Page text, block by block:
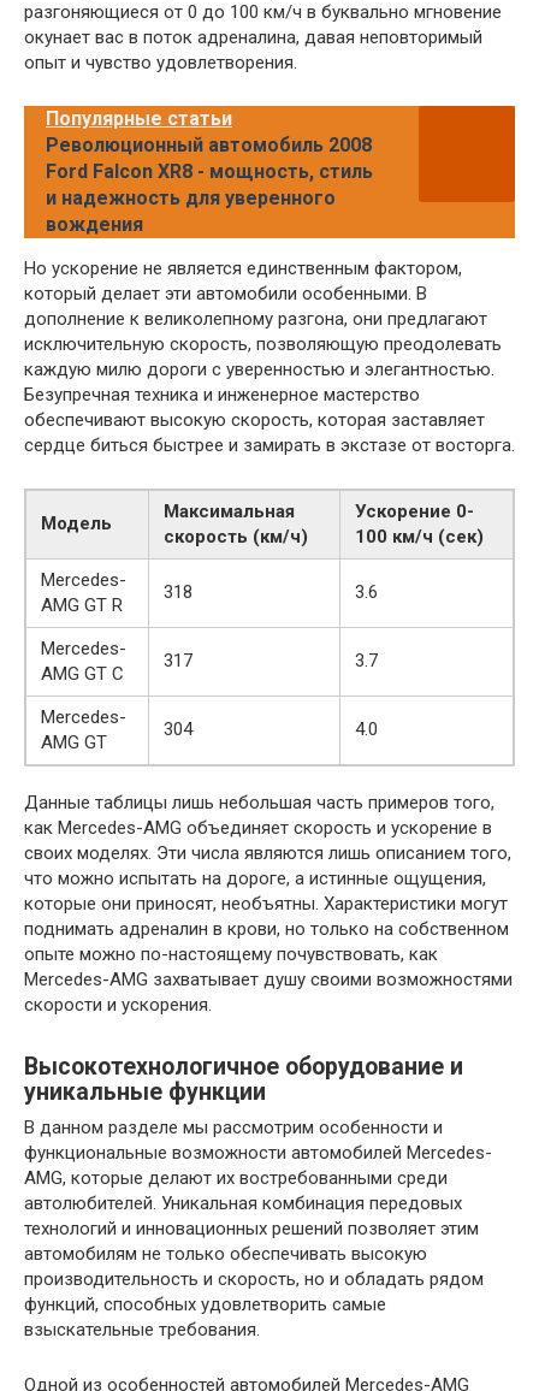
разгоняющиеся от 0 до 100 км/ч в буквально мгновение
окунает вас в поток адреналина, давая неповторимый
опыт и чувство удовлетворения.
Популярные статьи
Революционный автомобиль 2008
Ford Falcon XR8 - мощность, стиль
и надежность для уверенного
вождения
Но ускорение не является единственным фактором,
который делает эти автомобили особенными. В
дополнение к великолепному разгона, они предлагают
исключительную скорость, позволяющую преодолевать
каждую милю дороги с уверенностью и элегантностью.
Безупречная техника и инженерное мастерство
обеспечивают высокую скорость, которая заставляет
сердце биться быстрее и замирать в экстазе от восторга.
Модель
Максимальная
скорость (км/ч)
Ускорение 0-
100 км/ч (сек)
Mercedes-
AMG GT R
318 3.6
Mercedes-
AMG GT C
317 3.7
Mercedes-
AMG GT
304 4.0
Данные таблицы лишь небольшая часть примеров того,
как Mercedes-AMG объединяет скорость и ускорение в
своих моделях. Эти числа являются лишь описанием того,
что можно испытать на дороге, а истинные ощущения,
которые они приносят, необъятны. Характеристики могут
поднимать адреналин в крови, но только на собственном
опыте можно по-настоящему почувствовать, как
Mercedes-AMG захватывает душу своими возможностями
скорости и ускорения.
Высокотехнологичное оборудование и
уникальные функции
В данном разделе мы рассмотрим особенности и
функциональные возможности автомобилей Mercedes-
AMG, которые делают их востребованными среди
автолюбителей. Уникальная комбинация передовых
технологий и инновационных решений позволяет этим
автомобилям не только обеспечивать высокую
производительность и скорость, но и обладать рядом
функций, способных удовлетворить самые
взыскательные требования.
Одной из особенностей автомобилей Mercedes-AMG